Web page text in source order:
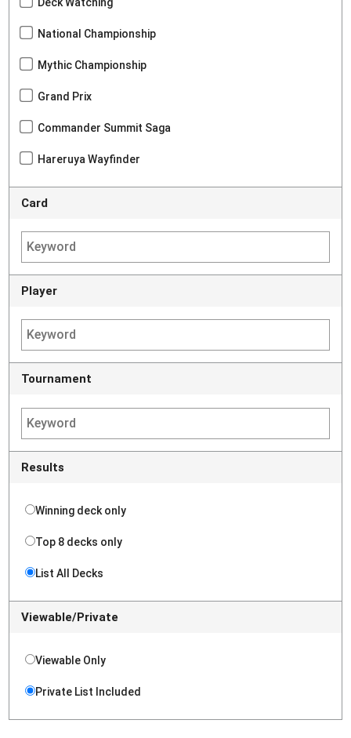
National Championship
Mythic Championship
Grand Prix
Commander Summit Saga
Hareruya Wayfinder
Card
Player
Tournament
Results
Winning deck only
Top 8 decks only
List All Decks
Viewable/Private
Viewable Only
Private List Included